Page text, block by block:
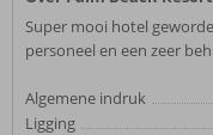
Super mooi hotel
personeel en een zeer
Algemene indruk
Ligging